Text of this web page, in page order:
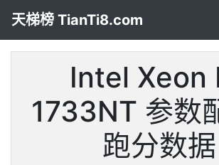
天梯榜 TianTi8.com
Intel Xeon
1733NT 参数
跑分数据